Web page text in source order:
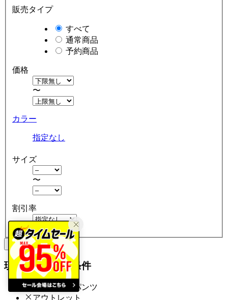
販売タイプ
すべて
通常商品
予約商品
価格
〜
カラー
指定なし
サイズ
〜
割引率
クリア 絞り込む
現在の絞り込み条件
スウェットパンツ
アウトレット